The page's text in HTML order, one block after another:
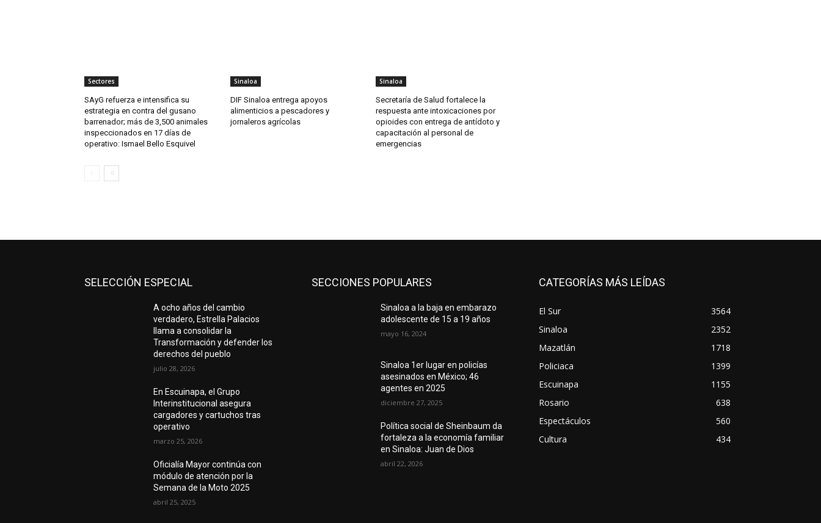
Sectores
SAyG refuerza e intensifica su
estrategia en contra del gusano
barrenador; más de 3,500 animales
inspeccionados en 17 días de
operativo: Ismael Bello Esquivel
Sinaloa
DIF Sinaloa entrega apoyos
alimenticios a pescadores y
jornaleros agrícolas
Sinaloa
Secretaría de Salud fortalece la
respuesta ante intoxicaciones por
opioides con entrega de antídoto y
capacitación al personal de
emergencias
SELECCIÓN ESPECIAL
A ocho años del cambio
verdadero, Estrella Palacios
llama a consolidar la
Transformación y defender los
derechos del pueblo
julio 28, 2026
En Escuinapa, el Grupo
Interinstitucional asegura
cargadores y cartuchos tras
operativo
marzo 25, 2026
Oficialía Mayor continúa con
módulo de atención por la
Semana de la Moto 2025
abril 25, 2025
SECCIONES POPULARES
Sinaloa a la baja en embarazo
adolescente de 15 a 19 años
mayo 16, 2024
Sinaloa 1er lugar en policías
asesinados en México; 46
agentes en 2025
diciembre 27, 2025
Política social de Sheinbaum da
fortaleza a la economía familiar
en Sinaloa: Juan de Dios
abril 22, 2026
CATEGORÍAS MÁS LEÍDAS
El Sur
3564
Sinaloa
2352
Mazatlán
1718
Policiaca
1399
Escuinapa
1155
Rosario
638
Espectáculos
560
Cultura
434